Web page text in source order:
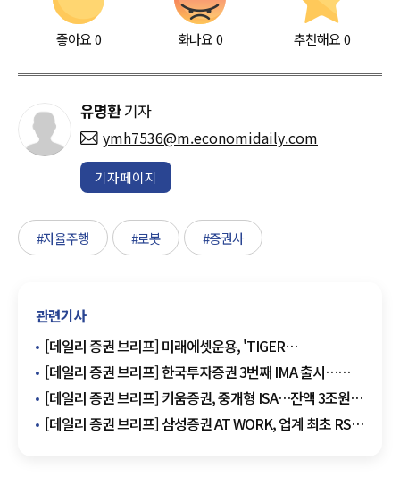
좋아요0 화나요0 추천해요 0
유명환기자
ymh7536@m.economidaily.com
기자페이지
#자율주행 #로봇 #증권사
관련기사
[데일리 증권 브리프] 미래에셋운용, 'TIGER
배당커버드콜액티브' 배당 실시 外
[데일리 증권 브리프] 한국투자증권 3번째 IMA 출시…
3000억원 모집 外
[데일리 증권 브리프] 키움증권, 중개형 ISA…잔액 3조원
돌파 外
[데일리 증권 브리프] 삼성증권 AT WORK, 업계 최초 RSA